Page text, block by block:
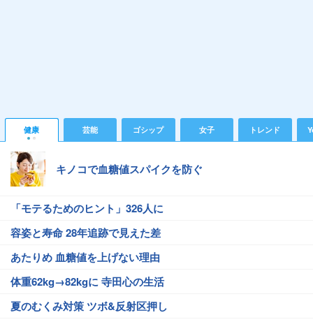
健康 芸能 ゴシップ 女子 トレンド
キノコで血糖値スパイクを防ぐ
「モテるためのヒント」326人に
容姿と寿命 28年追跡で見えた差
あたりめ 血糖値を上げない理由
体重62kg→82kgに 寺田心の生活
夏のむくみ対策 ツボ&反射区押し